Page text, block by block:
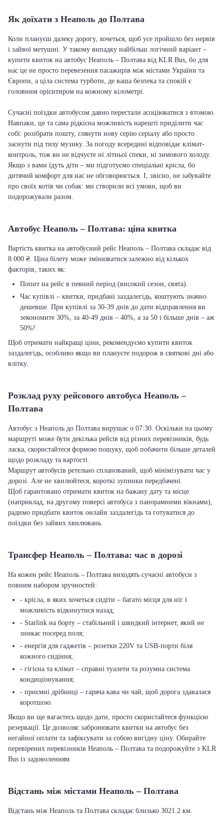
Як доїхати з Неаполь до Полтава
Коли плануєш далеку дорогу, хочеться, щоб усе пройшло без нервів
і зайвої метушні. У такому випадку найбільш логічний варіант –
купити квиток на автобус Неаполь – Полтава від KLR Bus, бо для
нас це не просто перевезення пасажирів між містами України та
Європи, а ціла система турботи, де ваша безпека та спокій є
головним орієнтиром на кожному кілометрі.
Сучасні поїздки автобусом давно перестали асоціюватися з втомою.
Навпаки, це та сама рідкісна можливість нарешті приділити час
собі: розібрати пошту, глянути нову серію серіалу або просто
заснути під тиху музику. За погоду всередині відповідає клімат-
контроль, тож ви не відчуєте ні літньої спеки, ні зимового холоду.
Якщо з вами їдуть діти – ми підготуємо спеціальні крісла, бо
дитячий комфорт для нас не обговорюється. І, звісно, не забувайте
про своїх котів чи собак: ми створили всі умови, щоб ви
подорожували разом.
Автобус Неаполь – Полтава: ціна квитка
Вартість квитка на автобусний рейс Неаполь – Полтава складає від
8 000 ₴. Ціна білету може змінюватися залежно від кількох
факторів, таких як:
Попит на рейс в певний період (високий сезон, свята).
Час купівлі – квитки, придбані заздалегідь, коштують значно
дешевше. При купівлі за 30-39 днів до дати відправлення ви
зекономите 30%, за 40-49 днів – 40%, а за 50 і більше днів – аж
50%!
Щоб отримати найкращі ціни, рекомендуємо купити квиток
заздалегідь, особливо якщо ви плануєте подорож в святкові дні або
влітку.
Розклад руху рейсового автобуса Неаполь –
Полтава
Автобус з Неаполь до Полтава вирушає о 07:30. Оскільки на цьому
маршруті може бути декілька рейсів від різних перевізників, будь
ласка, скористайтеся формою пошуку, щоб побачити більше деталей
щодо розкладу та вартості.
Маршрут автобусів ретельно спланований, щоб мінімізувати час у
дорозі. Але не хвилюйтеся, короткі зупинки передбачені.
Щоб гарантовано отримати квиток на бажану дату та місце
(наприклад, на другому поверсі автобуса з панорамними вікнами),
радимо придбати квиток онлайн заздалегідь та готуватися до
поїздки без зайвих хвилювань.
Трансфер Неаполь – Полтава: час в дорозі
На кожен рейс Неаполь – Полтава виходять сучасні автобуси з
повним набором зручностей:
- крісла, в яких хочеться сидіти – багато місця для ніг і
можливість відкинутися назад;
- Starlink на борту – стабільний і швидкий інтернет, який не
зникає посеред поля;
- енергія для гаджетів – розетки 220V та USB-порти біля
кожного сидіння;
- гігієна та клімат – справні туалети та розумна система
кондиціонування;
- приємні дрібниці – гаряча кава чи чай, щоб дорога здавалася
коротшою.
Якщо ви ще вагаєтесь щодо дати, просто скористайтеся функцією
резервації. Це дозволяє забронювати квитки на автобус без
негайної оплати та зафіксувати за собою вигідну ціну. Обирайте
перевірених перевізників Неаполь – Полтава та подорожуйте з KLR
Bus із задоволенням.
Відстань між містами Неаполь – Полтава
Відстань між Неаполь та Полтава складає близько 3021.2 км.